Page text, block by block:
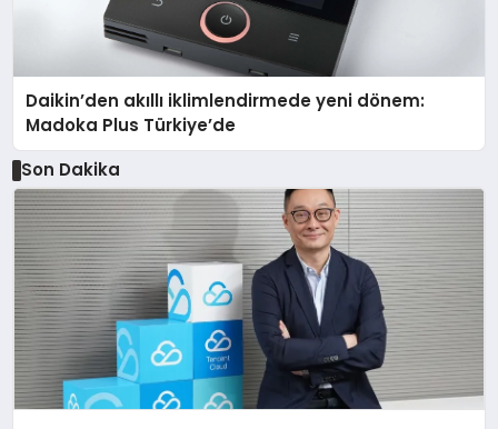
Daikin’den akıllı iklimlendirmede yeni dönem:
Madoka Plus Türkiye’de
Son Dakika